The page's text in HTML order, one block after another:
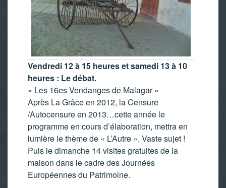
Vendredi 12 à 15 heures et samedi 13 à 10
heures : Le débat.
« Les 16es Vendanges de Malagar »
Après La Grâce en 2012, la Censure
/Autocensure en 2013…cette année le
programme en cours d’élaboration, mettra en
lumière le thème de « L’Autre ». Vaste sujet !
Puis le dimanche 14 visites gratuites de la
maison dans le cadre des Journées
Européennes du Patrimoine.